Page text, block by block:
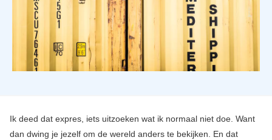
Ik deed dat expres, iets uitzoeken wat ik normaal niet doe. Want
dan dwing je jezelf om de wereld anders te bekijken. En dat